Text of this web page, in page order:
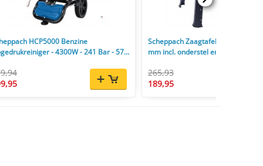
HCP5000 Benzine
- 4300W - 241 Bar - 570
Scheppach Zaagtafel HS254
mm incl. onderstel en zaagblad
265,93
189,95